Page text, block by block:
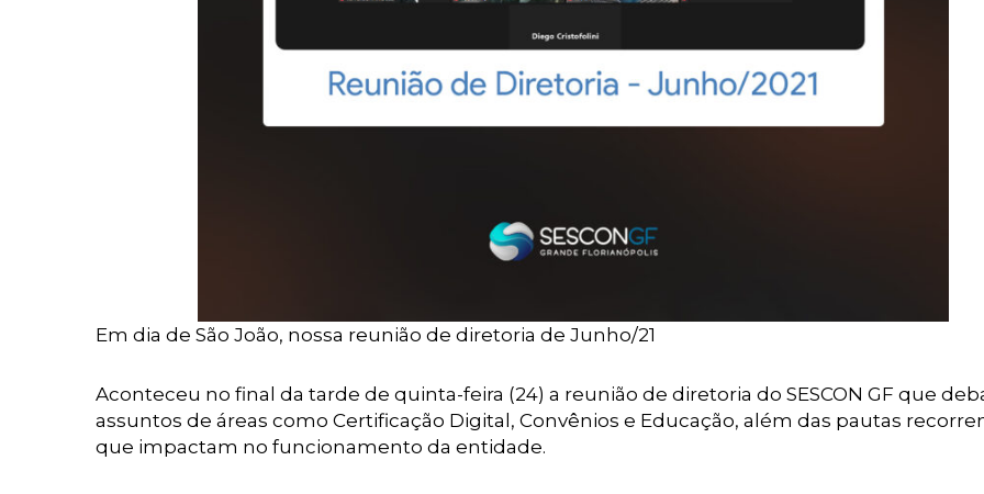
Em dia de São João, nossa reunião de diretoria de Junho/21
Aconteceu no final da tarde de quinta-feira (24) a reunião de diretoria do SESCON GF que
assuntos de áreas como Certificação Digital, Convênios e Educação, além das pautas
que impactam no funcionamento da entidade.